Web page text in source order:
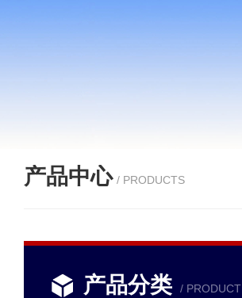
产品中心 / PRODUCTS
产品分类 / PRODUCT